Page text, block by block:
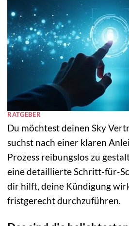
RATGEBER
Du möchtest deinen Sky
suchst nach einer klaren
Prozess reibungslos zu
eine detaillierte Schritt-für-
dir hilft, deine Kündigung
fristgerecht durchzuführen.